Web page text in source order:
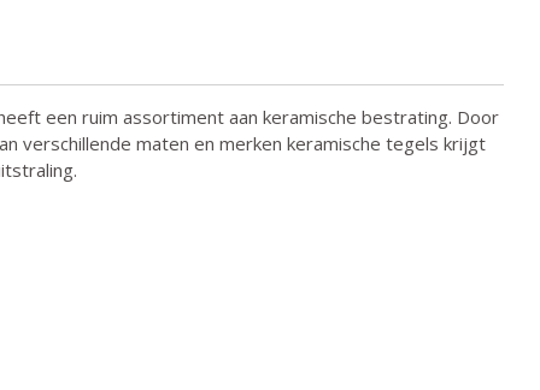
een ruim assortiment aan keramische bestrating. Door
verschillende maten en merken keramische tegels krijgt